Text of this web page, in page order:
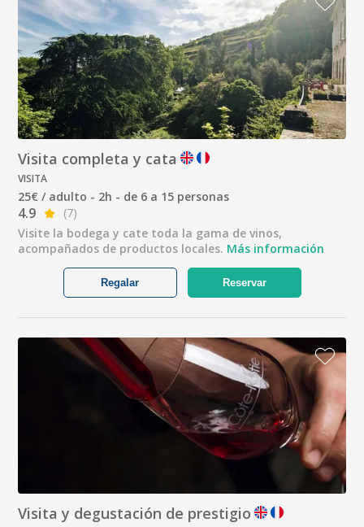
Visita completa y cata
VISITA
25€ / adulto - 2h - de 6 a 15 personas
4.9
(7)
Visite la bodega y cate toda la gama de vinos,
acompañados de productos locales. Más información
Reservar
Regalar
Visita y degustación de prestigio